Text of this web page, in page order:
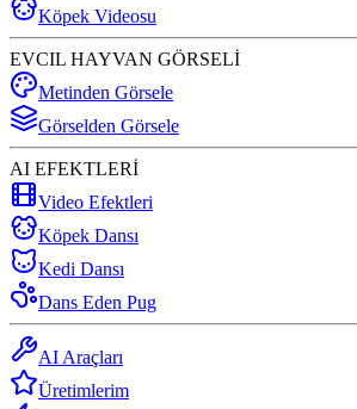
Köpek Videosu
EVCIL HAYVAN GÖRSELİ
Metinden Görsele
Görselden Görsele
AI EFEKTLERİ
Video Efektleri
Köpek Dansı
Kedi Dansı
Dans Eden Pug
AI Araçları
Üretimlerim